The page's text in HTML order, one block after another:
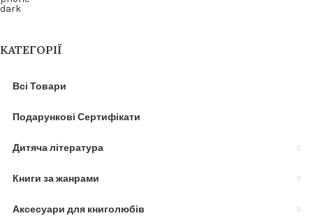
КАТЕГОРІЇ
Всі Товари
Подарункові Сертифікати
Дитяча література
Книги за жанрами
Аксесуари для книголюбів